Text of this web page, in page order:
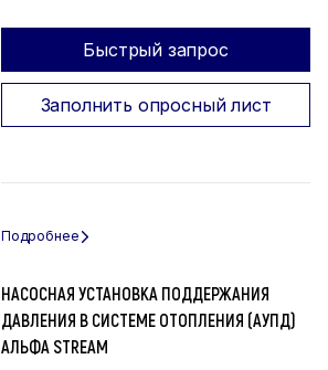
Быстрый запрос
Заполнить опросный лист
НАСОСНАЯ УСТАНОВКА ПОДДЕРЖАНИЯ
ДАВЛЕНИЯ В СИСТЕМЕ ОТОПЛЕНИЯ (АУПД)
АЛЬФА STREAM